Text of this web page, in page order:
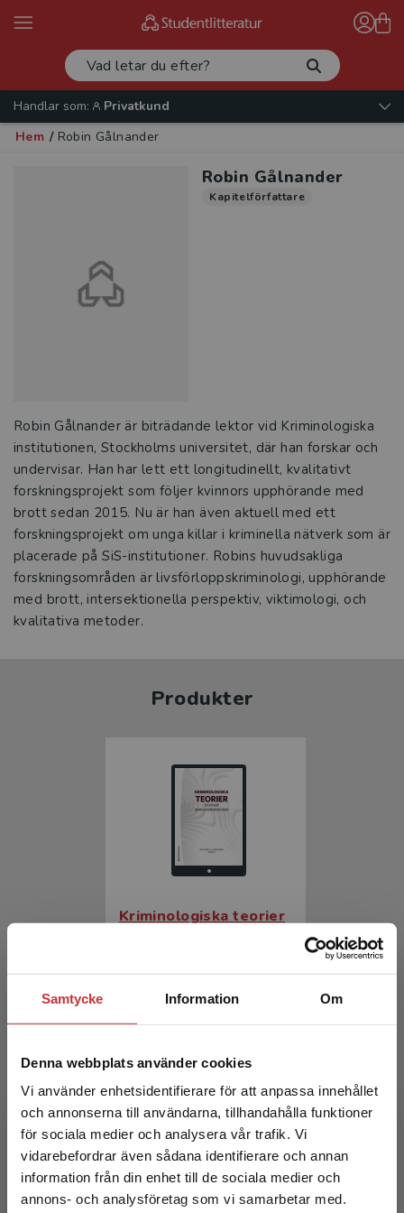
Samtycke Information Om
Denna webbplats använder cookies
Vi använder enhetsidentifierare för att anpassa innehållet
och annonserna till användarna, tillhandahålla funktioner
för sociala medier och analysera vår trafik. Vi
vidarebefordrar även sådana identifierare och annan
information från din enhet till de sociala medier och
annons- och analysföretag som vi samarbetar med.
Begränsad fraktregion
Handlar som:
Privatkund
Hem / Robin Gålnander
Robin Gålnander
Kapitelförfattare
Robin Gålnander är biträdande lektor vid Kriminologiska
institutionen, Stockholms universitet, där han forskar och
undervisar. Han har lett ett longitudinellt, kvalitativt
forskningsprojekt som följer kvinnors upphörande med
brott sedan 2015. Nu är han även aktuell med ett
forskningsprojekt om unga killar i kriminella nätverk som är
placerade på SiS-institutioner. Robins huvudsakliga
forskningsområden är livsförloppskriminologi, upphörande
med brott, intersektionella perspektiv, viktimologi, och
kvalitativa metoder.
Produkter
Kriminologiska teorier
Exkl. moms: 213 kr
Kriminologiska teorier